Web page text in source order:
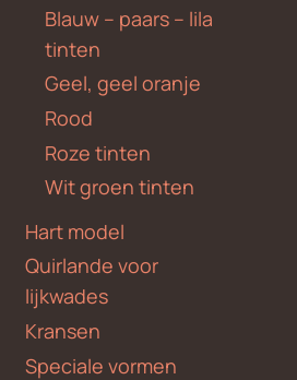
Blauw – paars – lila
tinten
Geel, geel oranje
Rood
Roze tinten
Wit groen tinten
Hart model
Quirlande voor
lijkwades
Kransen
Speciale vormen